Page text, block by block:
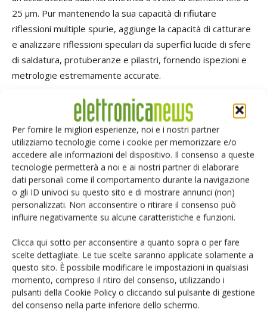
Per fornire le migliori esperienze, noi e i nostri partner
utilizziamo tecnologie come i cookie per memorizzare e/o
accedere alle informazioni del dispositivo. Il consenso a queste
tecnologie permetterà a noi e ai nostri partner di elaborare
dati personali come il comportamento durante la navigazione
o gli ID univoci su questo sito e di mostrare annunci (non)
personalizzati. Non acconsentire o ritirare il consenso può
influire negativamente su alcune caratteristiche e funzioni.
Clicca qui sotto per acconsentire a quanto sopra o per fare
scelte dettagliate. Le tue scelte saranno applicate solamente a
questo sito. È possibile modificare le impostazioni in qualsiasi
momento, compreso il ritiro del consenso, utilizzando i
pulsanti della Cookie Policy o cliccando sul pulsante di gestione
del consenso nella parte inferiore dello schermo.
25 µm. Pur mantenendo la sua capacità di rifiutare
riflessioni multiple spurie, aggiunge la capacità di catturare
e analizzare riflessioni speculari da superfici lucide di sfere
di saldatura, protuberanze e pilastri, fornendo ispezioni e
metrologie estremamente accurate.
Con velocità di elaborazione dei dati superiori a 75 milioni di
punti 3D al secondo, il sistema WX3000 offre un
throughput degno di produzione superiore a 25 wafer (da
300 mm) all'ora. L'ispezione 3D/2D completa al 100% può
essere eseguita da due a tre volte più velocemente
rispetto alle tecnologie alternative.
La fiera Touch Taiwan si terrà dal 21 al 23 aprile presso il
TAG measurement sensors